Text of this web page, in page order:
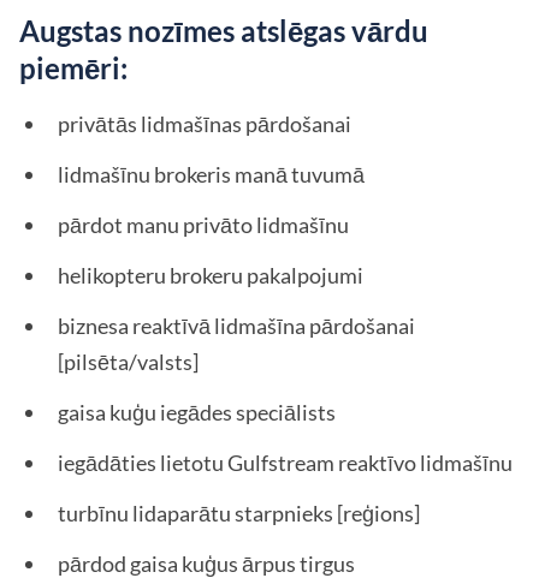
Augstas nozīmes atslēgas vārdu
piemēri:
privātās lidmašīnas pārdošanai
lidmašīnu brokeris manā tuvumā
pārdot manu privāto lidmašīnu
helikopteru brokeru pakalpojumi
biznesa reaktīvā lidmašīna pārdošanai
[pilsēta/valsts]
gaisa kuģu iegādes speciālists
iegādāties lietotu Gulfstream reaktīvo lidmašīnu
turbīnu lidaparātu starpnieks [reģions]
pārdod gaisa kuģus ārpus tirgus